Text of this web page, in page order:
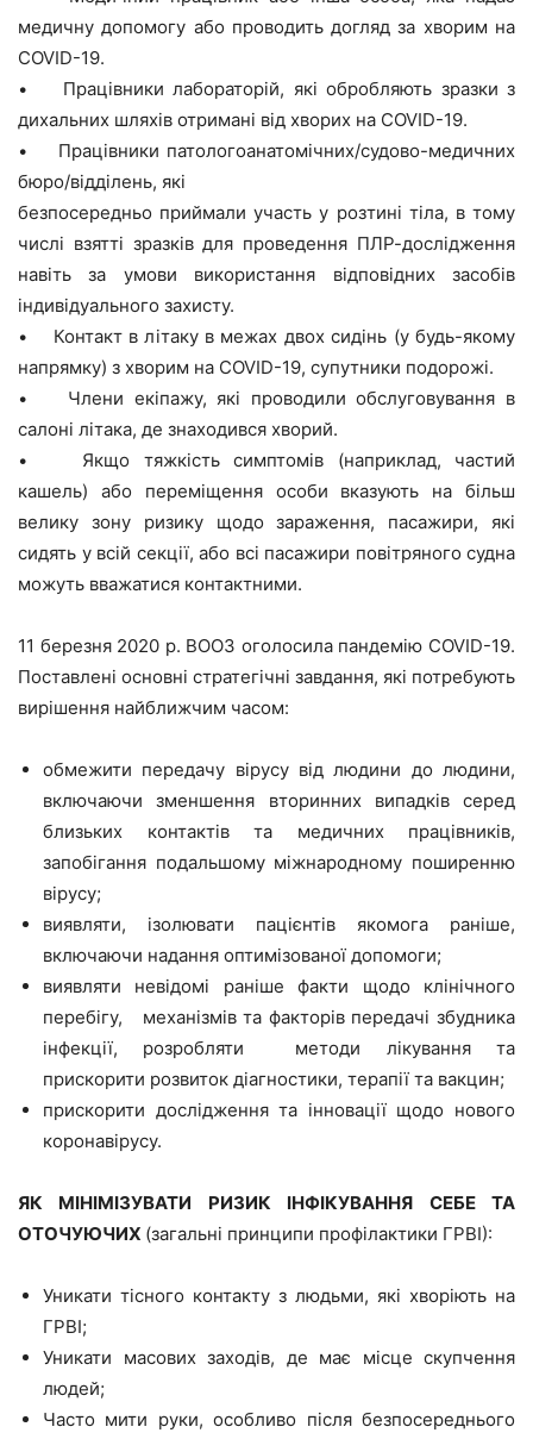
медичну допомогу або проводить догляд за хворим на
COVID-19.
• Працівники лабораторій, які обробляють зразки з
дихальних шляхів отримані від хворих на COVID-19.
• Працівники патологоанатомічних/судово-медичних
бюро/відділень, які
безпосередньо приймали участь у розтині тіла, в тому
числі взятті зразків для проведення ПЛР-дослідження
навіть за умови використання відповідних засобів
індивідуального захисту.
• Контакт в літаку в межах двох сидінь (у будь-якому
напрямку) з хворим на COVID-19, супутники подорожі.
• Члени екіпажу, які проводили обслуговування в
салоні літака, де знаходився хворий.
• Якщо тяжкість симптомів (наприклад, частий
кашель) або переміщення особи вказують на більш
велику зону ризику щодо зараження, пасажири, які
сидять у всій секції, або всі пасажири повітряного судна
можуть вважатися контактними.
11 березня 2020 р. ВООЗ оголосила пандемію COVID-19.
Поставлені основні стратегічні завдання, які потребують
вирішення найближчим часом:
обмежити передачу вірусу від людини до людини,
включаючи зменшення вторинних випадків серед
близьких контактів та медичних працівників,
запобігання подальшому міжнародному поширенню
вірусу;
виявляти, ізолювати пацієнтів якомога раніше,
включаючи надання оптимізованої допомоги;
виявляти невідомі раніше факти щодо клінічного
перебігу, механізмів та факторів передачі збудника
інфекції, розробляти методи лікування та
прискорити розвиток діагностики, терапії та вакцин;
прискорити дослідження та інновації щодо нового
коронавірусу.
ЯК МІНІМІЗУВАТИ РИЗИК ІНФІКУВАННЯ СЕБЕ ТА
ОТОЧУЮЧИХ (загальні принципи профілактики ГРВІ):
Уникати тісного контакту з людьми, які хворіють на
ГРВІ;
Уникати масових заходів, де має місце скупчення
людей;
Часто мити руки, особливо після безпосереднього